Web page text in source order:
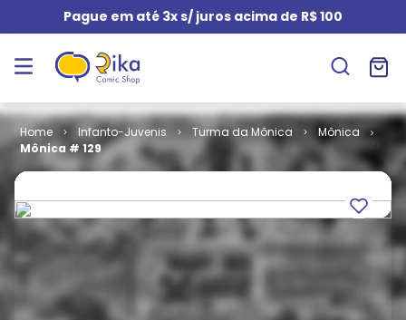
Pague em até 3x s/ juros acima de R$ 100
Infanto-Juvenis Turma da Mônica
Mônica
Mônica # 129